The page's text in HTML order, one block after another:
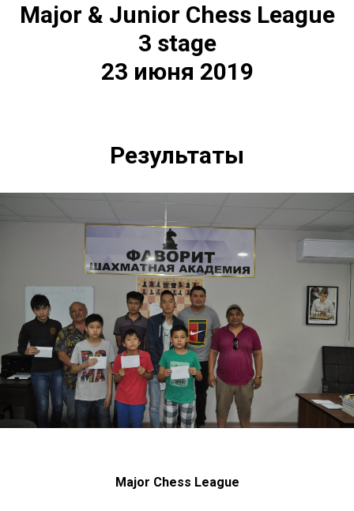
Major & Junior Chess League
3 stage
23 июня 2019
Результаты
Major Chess League